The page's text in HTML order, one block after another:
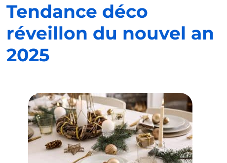
Tendance déco
réveillon du nouvel an
2025